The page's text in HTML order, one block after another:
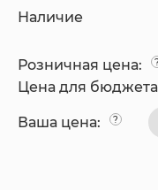
Наличие
Розничная цена: ?
Цена для
Ваша цена: ?